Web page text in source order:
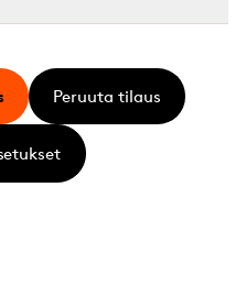
Peruuta tilaus